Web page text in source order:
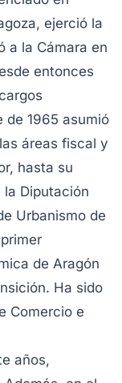
ejerció la
a la Cámara en
entonces
de 1965 asumió
áreas fiscal y
hasta su
Diputación
Urbanismo de
de Aragón
Ha sido
Comercio e
años,